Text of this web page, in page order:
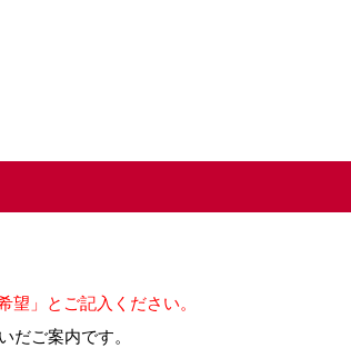
」とご記入ください。
だご案内です。